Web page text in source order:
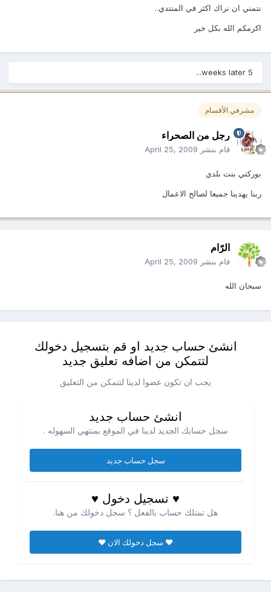
نتمني ان نراك اكثر في المنتدي..
اكرمكم الله بكل خير
5 weeks later...
مشرفي الأقسام
رجل من الصحراء
قام بنشر April 25, 2009
بوركتي بنت بلدي
ربنا يهدينا جميعا لصالح الاعمال
الرّام
قام بنشر April 25, 2009
سبحان الله
انشئ حساب جديد او قم بتسجيل دخولك
لتتمكن من اضافه تعليق جديد
يجب ان تكون عضوا لدينا لتتمكن من التعليق
انشئ حساب جديد
سجل حسابك الجديد لدينا في الموقع بمنتهي السهوله .
سجل حساب جديد
♥ تسجيل دخول ♥
هل تمتلك حساب بالفعل ؟ سجل دخولك من هنا.
♥ سجل دخولك الان ♥